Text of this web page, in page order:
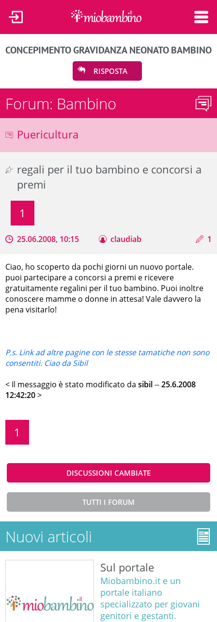
CONCEPIMENTOGRAVIDANZA NEONATO BAMBINO
RISPOSTA
Forum: Bambino
Puericultura
regali per il tuo bambino e concorsi a
premi
1
25.06.2008, 10:15 claudiab 1
Ciao, ho scoperto da pochi giorni un nuovo portale.
puoi partecipare a concorsi a premi e ricevere
gratuitamente regalini per il tuo bambino. Puoi inoltre
conoscere mamme o donne in attesa! Vale davvero la
pena visitarlo!
P.s. Link ad altre pagine con le stesse tamatiche non sono
consentiti. Ciao da Sibil
< Il messaggio è stato modificato dasibil--25.6.2008
12:42:20>
1
DISCUSSIONI CAMBIATE
TUTTI I FORUM
Nuovi articoli
Sul portale
Miobambino.it e un
portale italiano
specializzato per giovani
genitori e gestanti.